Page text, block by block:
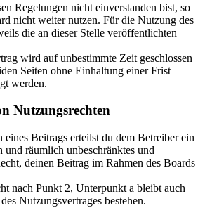
Regelungen nicht einverstanden bist, so
nicht weiter nutzen. Für die Nutzung des
die an dieser Stelle veröffentlichten
wird auf unbestimmte Zeit geschlossen
Seiten ohne Einhaltung einer Frist
werden.
Nutzungsrechten
eines Beitrags erteilst du dem Betreiber ein
und räumlich unbeschränktes und
deinen Beitrag im Rahmen des Boards
nach Punkt 2, Unterpunkt a bleibt auch
Nutzungsvertrages bestehen.